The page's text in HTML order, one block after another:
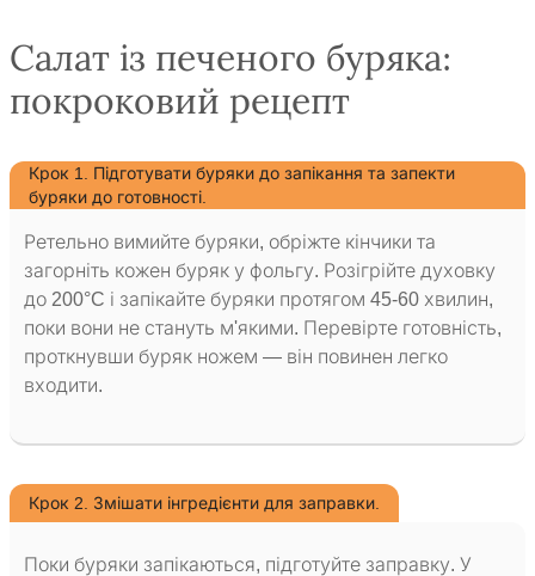
Салат із печеного буряка:
покроковий рецепт
Крок 1. Підготувати буряки до запікання та запекти
буряки до готовності.
Ретельно вимийте буряки, обріжте кінчики та
загорніть кожен буряк у фольгу. Розігрійте духовку
до 200°C і запікайте буряки протягом 45-60 хвилин,
поки вони не стануть м'якими. Перевірте готовність,
проткнувши буряк ножем — він повинен легко
входити.
Крок 2. Змішати інгредієнти для заправки.
Поки буряки запікаються, підготуйте заправку. У